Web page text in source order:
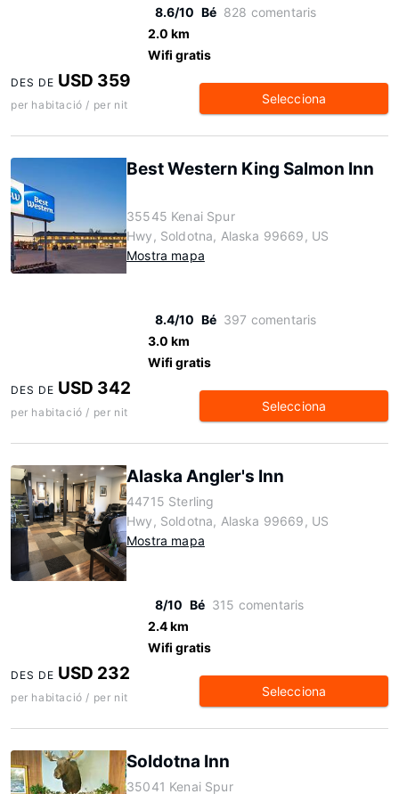
8.6/10 Bé 828 comentaris
2.0 km
Wifi gratis
DES DE USD 359
per habitació / per nit Selecciona
Best Western King Salmon Inn
35545 Kenai Spur
Hwy, Soldotna, Alaska 99669, US
Mostra mapa
8.4/10 Bé 397 comentaris
3.0 km
Wifi gratis
DES DE USD 342
per habitació / per nit Selecciona
Alaska Angler's Inn
44715 Sterling
Hwy, Soldotna, Alaska 99669, US
Mostra mapa
8/10 Bé 315 comentaris
2.4 km
Wifi gratis
DES DE USD 232
per habitació / per nit Selecciona
Soldotna Inn
35041 Kenai Spur